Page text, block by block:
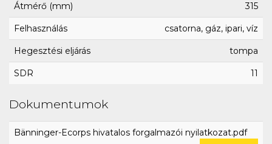
Átmérő (mm) 315
Felhasználás csatorna, gáz, ipari, víz
Hegesztési eljárás tompa
SDR 11
Dokumentumok
Bänninger-Ecorps hivatalos forgalmazói nyilatkozat.pdf